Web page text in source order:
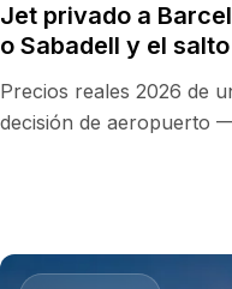
Jet privado a
o Sabadell y el
Precios reales 2026 de
decisión de aeropuerto